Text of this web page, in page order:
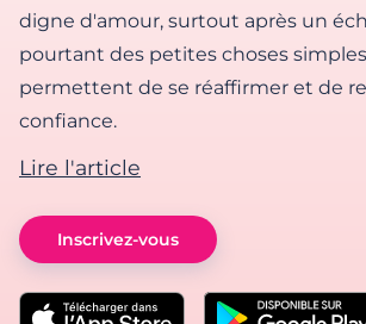
digne d'amour, surtout après un
pourtant des petites choses
permettent de se réaffirmer et de
confiance.
Lire l'article
Inscrivez-vous